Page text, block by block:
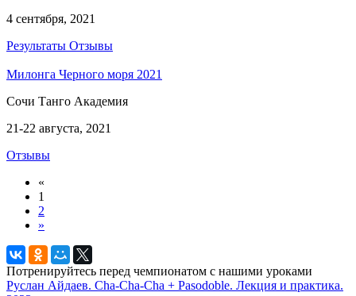
4 сентября, 2021
Результаты Отзывы
Милонга Черного моря 2021
Сочи Танго Академия
21-22 августа, 2021
Отзывы
«
1
2
»
Потренируйтесь перед чемпионатом с нашими уроками
Руслан Айдаев. Cha-Cha-Cha + Pasodoble. Лекция и практика.